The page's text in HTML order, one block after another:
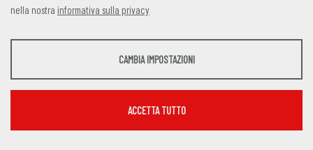
nella nostra informativa sulla privacy
STATISTICHE
Google Analytics
CAMBIA IMPOSTAZIONI
ACCETTA TUTTO
credits|privacy|contatti
Alleanza Italiana per lo Sviluppo Sostenibile
Via Farini 17, 00185 Roma C.F. 97893090585 P.IVA 14610671001